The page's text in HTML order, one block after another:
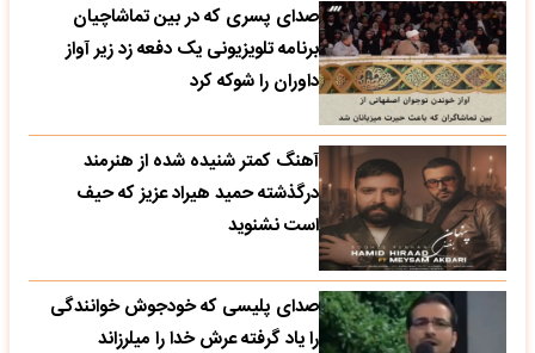
صدای پسری که در بین تماشاچیان
برنامه تلویزیونی یک دفعه زد زیر آواز
داوران را شوکه کرد
آهنگ کمتر شنیده شده از هنرمند
درگذشته حمید هیراد عزیز که حیف
است نشنوید
صدای پلیسی که خودجوش خوانندگی
را یاد گرفته عرش خدا را میلرزاند